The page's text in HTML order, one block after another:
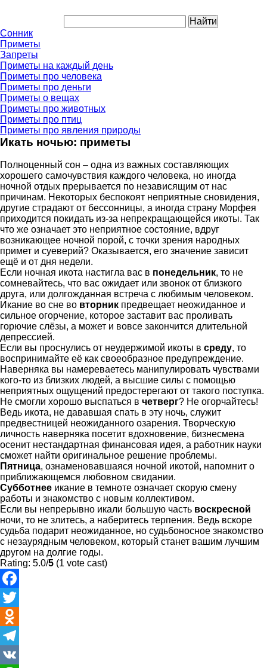
Сонник
Приметы
Запреты
Приметы на каждый день
Приметы про человека
Приметы про деньги
Приметы о вещах
Приметы про животных
Приметы про птиц
Приметы про явления природы
Икать ночью: приметы
Полноценный сон – одна из важных составляющих
хорошего самочувствия каждого человека, но иногда
ночной отдых прерывается по независящим от нас
причинам. Некоторых беспокоят неприятные сновидения,
другие страдают от бессонницы, а иногда страну Морфея
приходится покидать из-за непрекращающейся икоты. Так
что же означает это неприятное состояние, вдруг
возникающее ночной порой, с точки зрения народных
примет и суеверий? Оказывается, его значение зависит
ещё и от дня недели.
Если ночная икота настигла вас в понедельник, то не
сомневайтесь, что вас ожидает или звонок от близкого
друга, или долгожданная встреча с любимым человеком.
Икание во сне во вторник предвещает неожиданное и
сильное огорчение, которое заставит вас проливать
горючие слёзы, а может и вовсе закончится длительной
депрессией.
Если вы проснулись от неудержимой икоты в среду, то
воспринимайте её как своеобразное предупреждение.
Наверняка вы намереваетесь манипулировать чувствами
кого-то из близких людей, а высшие силы с помощью
неприятных ощущений предостерегают от такого поступка.
Не смогли хорошо выспаться в четверг? Не огорчайтесь!
Ведь икота, не дававшая спать в эту ночь, служит
предвестницей неожиданного озарения. Творческую
личность наверняка посетит вдохновение, бизнесмена
осенит нестандартная финансовая идея, а работник науки
сможет найти оригинальное решение проблемы.
Пятница, ознаменовавшаяся ночной икотой, напомнит о
приближающемся любовном свидании.
Субботнее икание в темноте означает скорую смену
работы и знакомство с новым коллективом.
Если вы непрерывно икали большую часть воскресной
ночи, то не злитесь, а наберитесь терпения. Ведь вскоре
судьба подарит неожиданное, но судьбоносное знакомство
с незаурядным человеком, который станет вашим лучшим
другом на долгие годы.
Rating: 5.0/5 (1 vote cast)
Facebook
Twitter
Odnoklassniki
Telegram